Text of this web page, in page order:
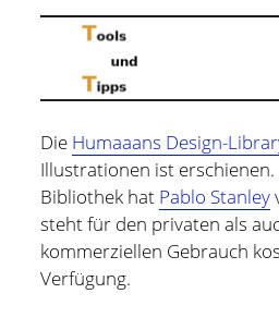
Kostenlose Illustrationen und
Notdienst-Rufnummern für
Informationsquellen
Über mich
Kontakt
facebooklinkedin pinterest
paypal
Kategorien
Allgemein(60)
Hildesheim(101)
Infos und Know How(152)
Besondere Orte(48)
Bücher und Magazine
Die Humaaans Design-
Illustrationen ist erschienen.
Bibliothek hat Pablo Stanley
steht für den privaten als
kommerziellen Gebrauch
Verfügung.